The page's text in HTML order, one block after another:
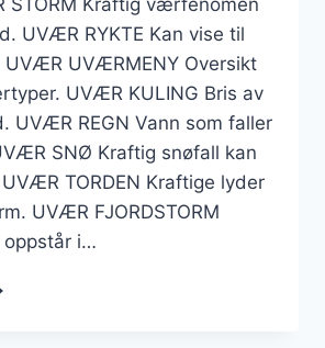
STORM Kraftig værfenomen
UVÆR RYKTE Kan vise til
UVÆRMENY Oversikt
UVÆR KULING Bris av
UVÆR REGN Vann som faller
SNØ Kraftig snøfall kan
TORDEN Kraftige lyder
UVÆR FJORDSTORM
oppstår i…